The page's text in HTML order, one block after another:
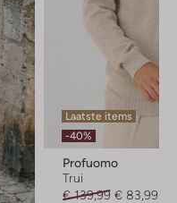
Laatste items
-40%
Profuomo
Trui
€ 139,99 € 83,99